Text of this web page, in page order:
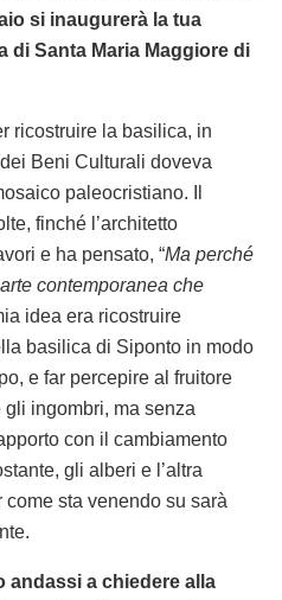
si inaugurerà la tua
di Santa Maria Maggiore di
ricostruire la basilica, in
Beni Culturali doveva
paleocristiano. Il
finché l’architetto
e ha pensato, “Ma perché
contemporanea che
idea era ricostruire
basilica di Siponto in modo
e far percepire al fruitore
ingombri, ma senza
con il cambiamento
gli alberi e l’altra
sta venendo su sarà
andassi a chiedere alla